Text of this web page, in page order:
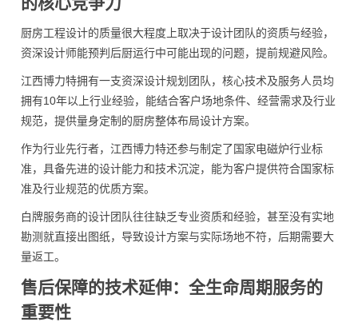
厨房工程设计的质量很大程度上取决于设计团队的资质与经验，
资深设计师能预判后厨运行中可能出现的问题，提前规避风险。
江西博力特拥有一支资深设计规划团队，核心技术及服务人员均
拥有10年以上行业经验，能结合客户场地条件、经营需求及行业
规范，提供量身定制的厨房整体布局设计方案。
作为行业先行者，江西博力特还参与制定了国家电磁炉行业标
准，具备先进的设计能力和技术沉淀，能为客户提供符合国家标
准及行业规范的优质方案。
白牌服务商的设计团队往往缺乏专业资质和经验，甚至没有实地
勘测就直接出图纸，导致设计方案与实际场地不符，后期需要大
量返工。
售后保障的技术延伸：全生命周期服务的
重要性